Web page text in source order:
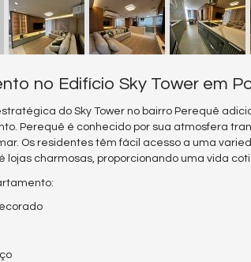
no Edifício Sky Tower em
do Sky Tower no bairro Perequê
Perequê é conhecido por sua atmosfera
Os residentes têm fácil acesso a uma
lojas charmosas, proporcionando uma vida